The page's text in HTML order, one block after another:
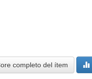
completo del ítem